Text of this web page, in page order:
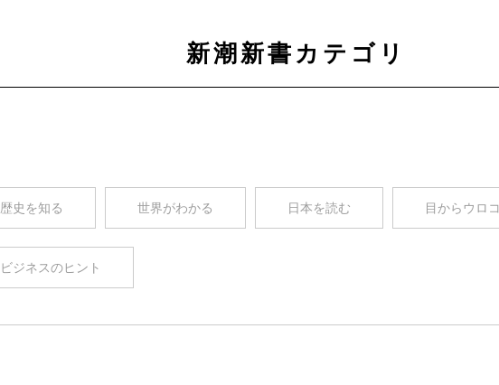
新潮新書カテゴリ
歴史を知る 世界がわかる 日本を読む 目からウロコ
ビジネスのヒント